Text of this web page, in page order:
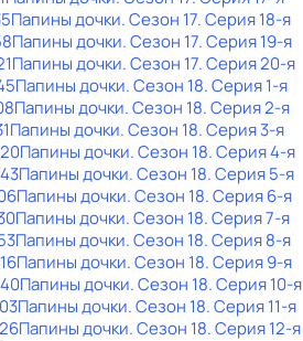
Папины дочки. Сезон 17. Серия 18-я
Папины дочки. Сезон 17. Серия 19-я
Папины дочки. Сезон 17. Серия 20-я
Папины дочки. Сезон 18. Серия 1-я
Папины дочки. Сезон 18. Серия 2-я
Папины дочки. Сезон 18. Серия 3-я
Папины дочки. Сезон 18. Серия 4-я
Папины дочки. Сезон 18. Серия 5-я
Папины дочки. Сезон 18. Серия 6-я
Папины дочки. Сезон 18. Серия 7-я
Папины дочки. Сезон 18. Серия 8-я
Папины дочки. Сезон 18. Серия 9-я
Папины дочки. Сезон 18. Серия 10-я
Папины дочки. Сезон 18. Серия 11-я
Папины дочки. Сезон 18. Серия 12-я